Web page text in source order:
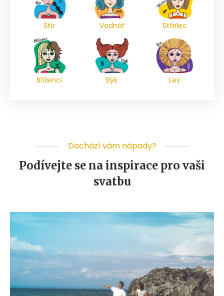
Štír Vodnář Střelec
Blíženci Býk Lev
Dochází vám nápady?
Podívejte se na inspirace pro vaši
svatbu